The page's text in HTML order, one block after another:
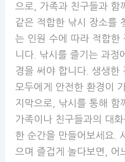
으로, 가족과 친구들과 함
같은 적합한 낚시 장소를
는 인원 수에 따라 적합한
니다. 낚시를 즐기는 과정
경을 써야 합니다. 생생한
모두에게 안전한 환경이
지막으로, 낚시를 통해 함
가족이나 친구들과의 대
한 순간을 만들어보세요.
으며 즐겁게 놀다보면, 어